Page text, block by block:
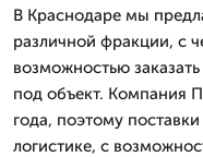
В Краснодаре мы
различной фракции, с
возможностью
под объект. Компания
года, поэтому
логистике, с